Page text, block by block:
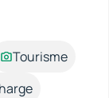
Tourisme